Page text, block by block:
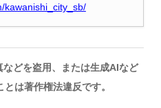
kawanishi_city_sb/
どを盗用、または生成AIなど
は著作権法違反です。